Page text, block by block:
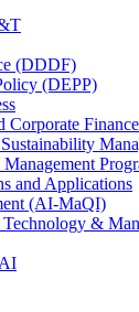
(DDDF)
(DEPP)
Finance
and Applications
(AI-MaQI)
&